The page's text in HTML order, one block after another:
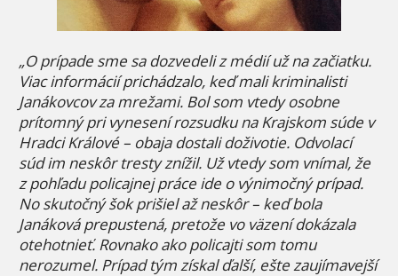
„O prípade sme sa dozvedeli z médií už na začiatku.
Viac informácií prichádzalo, keď mali kriminalisti
Janákovcov za mrežami. Bol som vtedy osobne
prítomný pri vynesení rozsudku na Krajskom súde v
Hradci Králové – obaja dostali doživotie. Odvolací
súd im neskôr tresty znížil. Už vtedy som vnímal, že
z pohľadu policajnej práce ide o výnimočný prípad.
No skutočný šok prišiel až neskôr – keď bola
Janáková prepustená, pretože vo väzení dokázala
otehotnieť. Rovnako ako policajti som tomu
nerozumel. Prípad tým získal ďalší, ešte zaujímavejší